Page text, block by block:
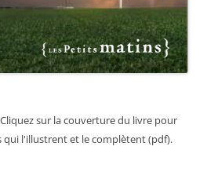
sur la couverture du livre pour
qui l'illustrent et le complètent (pdf).